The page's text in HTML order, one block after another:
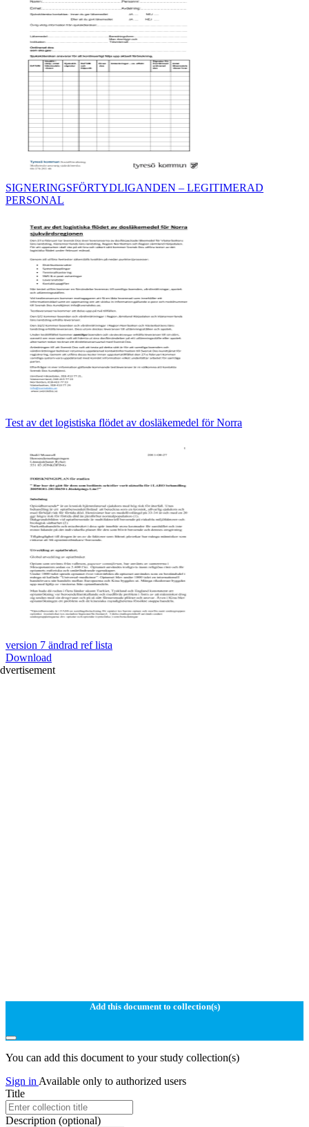
SIGNERINGSFÖRTYDLIGANDEN – LEGITIMERAD
PERSONAL
Test av det logistiska flödet av dosläkemedel för Norra
version 7 ändrad ref lista
Download
Add this document to collection(s)
You can add this document to your study collection(s)
Sign in Available only to authorized users
Title
Description (optional)